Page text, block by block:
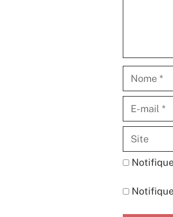
mail